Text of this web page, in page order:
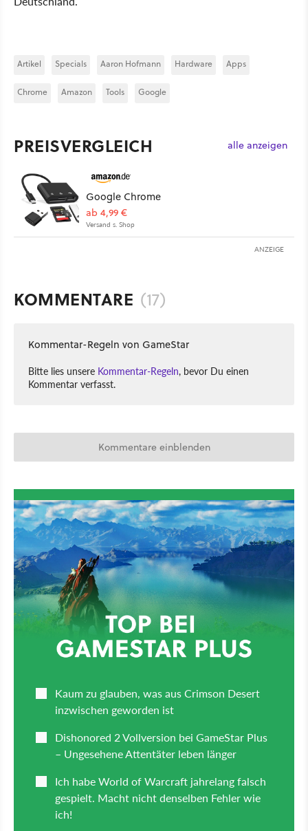
Artikel Specials Aaron Hofmann Hardware Apps
Chrome Amazon Tools Google
PREISVERGLEICH alle anzeigen
Google Chrome
ab 4,99 €
Versand s. Shop
ANZEIGE
KOMMENTARE (17)
Kommentar-Regeln von GameStar
Bitte lies unsere Kommentar-Regeln, bevor Du einen
Kommentar verfasst.
Kommentare einblenden